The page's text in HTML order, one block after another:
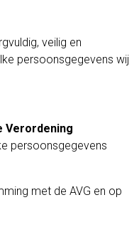
veilig en
persoonsgegevens wij
Verordening
persoonsgegevens
met de AVG en op